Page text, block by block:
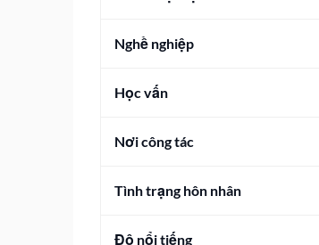
Nghề nghiệp
Học vấn
Nơi công tác
Tình trạng hôn nhân
Độ nổi tiếng